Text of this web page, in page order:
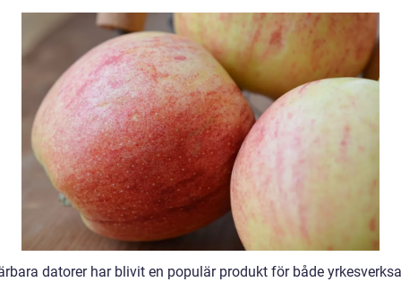
datorer har blivit en populär produkt för både